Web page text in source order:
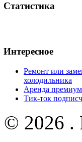
Статистика
Интересное
Ремонт или
холодильника
Аренда
Тик-ток
© 2026 .